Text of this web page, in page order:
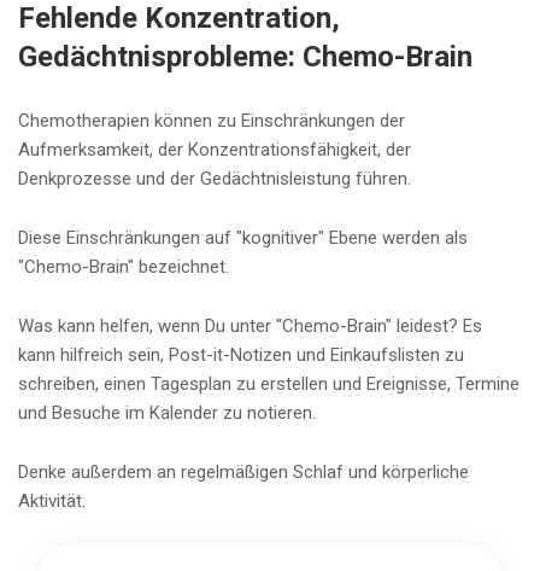
Fehlende Konzentration,
Gedächtnisprobleme: Chemo-Brain
Chemotherapien können zu Einschränkungen der
Aufmerksamkeit, der Konzentrationsfähigkeit, der
Denkprozesse und der Gedächtnisleistung führen.
Diese Einschränkungen auf "kognitiver" Ebene werden als
"Chemo-Brain" bezeichnet.
Was kann helfen, wenn Du unter "Chemo-Brain" leidest? Es
kann hilfreich sein, Post-it-Notizen und Einkaufslisten zu
schreiben, einen Tagesplan zu erstellen und Ereignisse, Termine
und Besuche im Kalender zu notieren.
Denke außerdem an regelmäßigen Schlaf und körperliche
Aktivität.